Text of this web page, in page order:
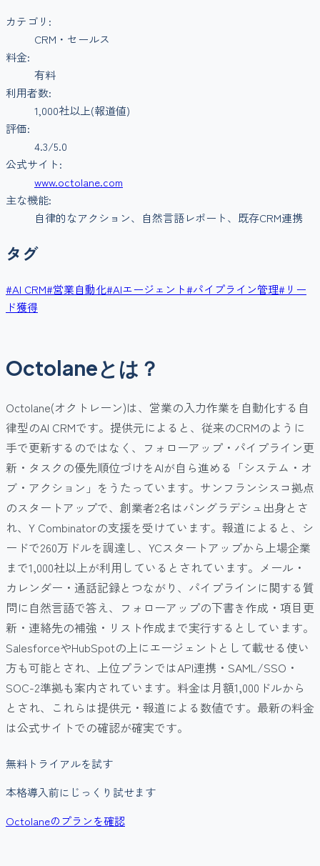
カテゴリ:
CRM・セールス
料金:
有料
利用者数:
1,000社以上(報道値)
評価:
4.3/5.0
公式サイト:
www.octolane.com
主な機能:
自律的なアクション、自然言語レポート、既存CRM連携
タグ
#AI CRM#営業自動化#AIエージェント#パイプライン管理# リー
ド獲得
Octolaneとは？
Octolane(オクトレーン)は、営業の入力作業を自動化する自
律型のAI CRMです。提供元によると、従来のCRMのように
手で更新するのではなく、フォローアップ・パイプライン更
新・タスクの優先順位づけをAIが自ら進める「システム・オ
ブ・アクション」をうたっています。サンフランシスコ拠点
のスタートアップで、創業者2名はバングラデシュ出身とさ
れ、Y Combinatorの支援を受けています。報道によると、シ
ードで260万ドルを調達し、YCスタートアップから上場企業
まで1,000社以上が利用しているとされています。メール・
カレンダー・通話記録とつながり、パイプラインに関する質
問に自然言語で答え、フォローアップの下書き作成・項目更
新・連絡先の補強・リスト作成まで実行するとしています。
SalesforceやHubSpotの上にエージェントとして載せる使い
方も可能とされ、上位プランではAPI連携・SAML/SSO・
SOC-2準拠も案内されています。料金は月額1,000ドルから
とされ、これらは提供元・報道による数値です。最新の料金
は公式サイトでの確認が確実です。
無料トライアルを試す
本格導入前にじっくり試せます
Octolaneのプランを確認